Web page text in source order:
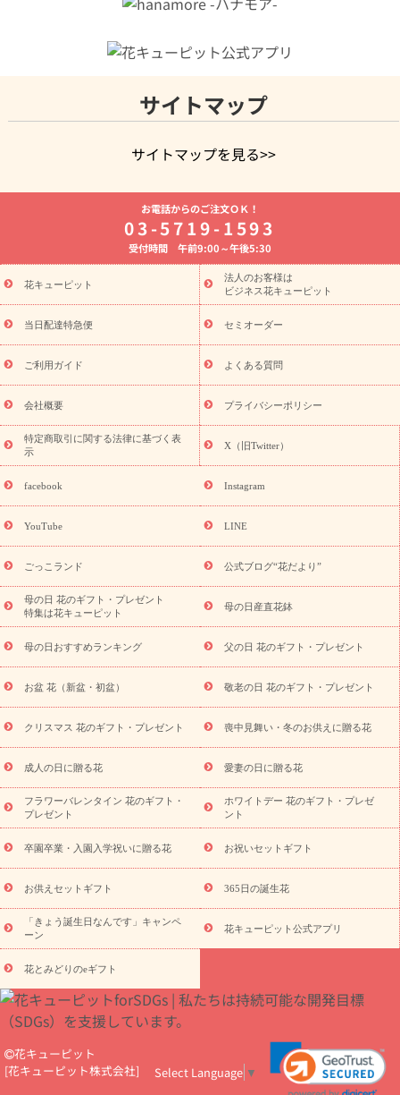
サイトマップ
サイトマップを見る>>
よく贈られる花
お祝いの花特集
誕生日フラワーギフト特集
8月の誕生花(トルコキキョウ)
開店・開業祝い
お供え・お悔やみ お供え・お悔やみの花
通夜・葬儀に贈る花 胡蝶蘭・花鉢
ーブドフラワー
季節のイベント
ひまわり ギフト・プレゼント
特集
お盆 花（新盆・初盆） 季節のイベント
お盆 花（新
盆・初盆）
お盆 花（新盆・初盆）
お盆・お供え 花とセットギ
フト
お盆・お供え プリザーブドフラワー
ひまわり ギフト・プ
レゼント特集
夏の花贈り・お中元・暑中見舞い 花のギフト特集
敬老の日におくる花ギフト・プレゼント特集
花ギフト・プレゼント特集
敬老の日 花のおすすめランキング
敬
老の日 花鉢植えのギフト・プレゼント特集
敬老の日 花とセットギ
フト・プレゼント特集
敬老の日の花 全てのギフト一覧
キャン
ペーン
映画『ウォーターガーディアンズ』コラボキャンペーン
「きょう誕生日なんです」キャンペーン
誕生日の花を探す
誕生日フラワーギフト 誕生日フラワーギフト特集
(トルコキキョウ)
9月の誕生花(リンドウ)
ら探す
お祝いの花特集 当日配達特急便 お祝い商品一覧
念日
結婚祝い 出産祝い 退院祝い・快気祝い
寿祝い
プチギフト ペットのお祝いフラワー
供え・お悔やみ商品一覧
お供え・お悔やみの花
四十九日法要以
お供え プリザーブドフラワー
ペットのお供えフラワー
お盆（新
盆・初盆）
その他 お祝い返し お見舞い
お取り寄せギフト
ビジネス用
ご自宅用 観葉植物 ミディ胡蝶蘭
プリザーブ
ドフラワー
スタイルから探す アレンジメント 花束
スタ
ンド花
お祝い お供え・お悔やみ 胡蝶蘭 胡蝶蘭・花鉢
ディ胡蝶蘭・お祝い
ミディ胡蝶蘭・お供え
世界初の青色胡蝶蘭
観葉植物
観葉植物 産直多肉植物
プリザーブドフラワー
お祝い
お供え・お悔やみ 花とセットギフト
セミオーダー
プチギフト（hanamore -ハナモア-）
花とみどりのeギフト
キューピットのeGfit
カラー ピンク イエローオレンジ
レッ
ド
お花の種類 トルコキキョウ
お祝い お祝い・3000円～ お祝い・4000円～
お祝い・
5000円～
お祝い・7000円～ お祝い・ 10000円～
お供え・お
悔やみ
円～
お供え・お悔やみ・
読み物
注目されている記事 365日の誕生花カレンダー
開店・開業祝
いのマナー
定年退職祝いのマナー
誕生日のお花を「色
彩心理学」で選ぶ方法
出産祝いお役立ち情
報
転職祝いのマナー基礎知識
ペットのお祝いワンポイントアド
お電話からのご注文ＯＫ！
03-5719-1593
受付時間 午前9:00～午後5:30
花キューピット
法人のお客様は
ビジネス花キューピット
当日配達特急便 セミオーダー
ご利用ガイド よくある質問
会社概要 プライバシーポリシー
特定商取引に関する法律に基づく表
示
X（旧Twitter）
facebook Instagram
YouTube LINE
ごっこランド 公式ブログ“花だより”
母の日 花のギフト・プレゼント
特集は花キューピット
母の日産直花鉢
母の日おすすめランキング 父の日 花のギフト・プレゼント
お盆 花（新盆・初盆） 敬老の日 花のギフト・プレゼント
クリスマス 花のギフト・プレゼント 喪中見舞い・冬のお供えに贈る花
成人の日に贈る花 愛妻の日に贈る花
フラワーバレンタイン 花のギフト・
プレゼント
ホワイトデー 花のギフト・プレゼ
ント
卒園卒業・入園入学祝いに贈る花 お祝いセットギフト
お供えセットギフト 365日の誕生花
「きょう誕生日なんです」キャンペ
ーン
花キューピット公式アプリ
花とみどりのeギフト
花キューピット
[花キューピット株式会社] Select Language ▼